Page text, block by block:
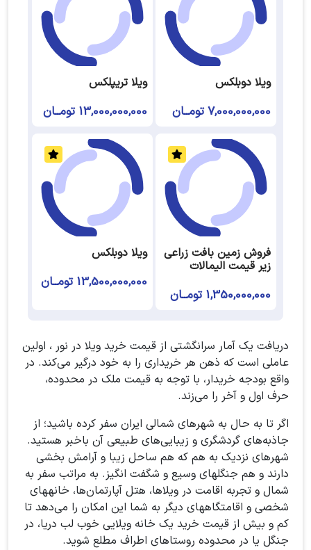
ویلا دوبلکس
7,000,000,000 تومــان
ویلا تریپلکس
13,000,000,000 تومــان
فروش زمین بافت زراعی
زیر قیمت الیمالات
1,350,000,000 تومــان
ویلا دوبلکس
13,500,000,000 تومــان
دریافت یک آمار سرانگشتی از قیمت خرید ویلا در نور ، اولین
عاملی است که ذهن هر خریداری را به خود درگیر می‌کند. در
واقع بودجه خریدار، با توجه به قیمت ملک در محدوده،
حرف اول و آخر را می‌زند.
اگر تا به‌ حال به شهرهای شمالی ایران سفر کرده باشید؛ از
جاذبه‌های گردشگری و زیبایی‌های طبیعی آن باخبر هستید.
شهرهای نزدیک به هم که هم ساحل زیبا و آرامش بخشی
دارند و هم جنگلهای وسیع و شگفت انگیز. به مراتب سفر به
شمال و تجربه اقامت در ویلاها، هتل آپارتمان‌ها، خانههای
شخصی و اقامتگاههای دیگر به شما این امکان را می‌دهد تا
کم و بیش از قیمت خرید یک خانه ویلایی خوب لب دریا، در
جنگل یا در محدوده روستاهای اطراف مطلع شوید.